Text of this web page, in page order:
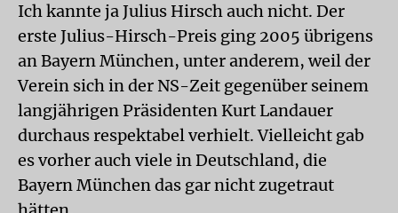
Ich kannte ja Julius Hirsch auch nicht. Der
erste Julius-Hirsch-Preis ging 2005 übrigens
an Bayern München, unter anderem, weil der
Verein sich in der NS-Zeit gegenüber seinem
langjährigen Präsidenten Kurt Landauer
durchaus respektabel verhielt. Vielleicht gab
es vorher auch viele in Deutschland, die
Bayern München das gar nicht zugetraut